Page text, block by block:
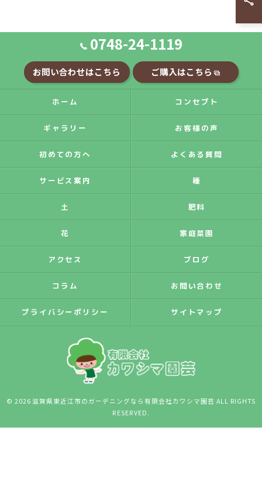
0748-24-1119
お問い合わせはこちら ご購入はこちら
ホーム コンセプト
ギャラリー お客様の声
初めての方へ よくある質問
サービス案内 種
土 肥料
花 家庭菜園
アクセス ブログ
コラム お問い合わせ
プライバシーポリシー サイトマップ
© 2026 滋賀県東近江市のガーデニングなら有限会社カワシマ園芸 ALL RIGHTS
RESERVED.